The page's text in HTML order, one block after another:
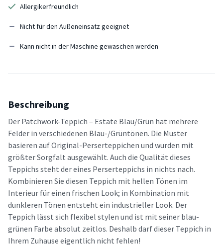
Allergikerfreundlich
Nicht für den Außeneinsatz geeignet
Kann nicht in der Maschine gewaschen werden
Beschreibung
Der Patchwork-Teppich – Estate Blau/Grün hat mehrere
Felder in verschiedenen Blau-/Grüntönen. Die Muster
basieren auf Original-Perserteppichen und wurden mit
größter Sorgfalt ausgewählt. Auch die Qualität dieses
Teppichs steht der eines Perserteppichs in nichts nach.
Kombinieren Sie diesen Teppich mit hellen Tönen im
Interieur für einen frischen Look; in Kombination mit
dunkleren Tönen entsteht ein industrieller Look. Der
Teppich lässt sich flexibel stylen und ist mit seiner blau-
grünen Farbe absolut zeitlos. Deshalb darf dieser Teppich in
Ihrem Zuhause eigentlich nicht fehlen!